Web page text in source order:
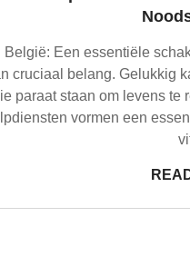
België: Een essentiële
cruciaal belang. Gelukkig
paraat staan om levens
vormen een